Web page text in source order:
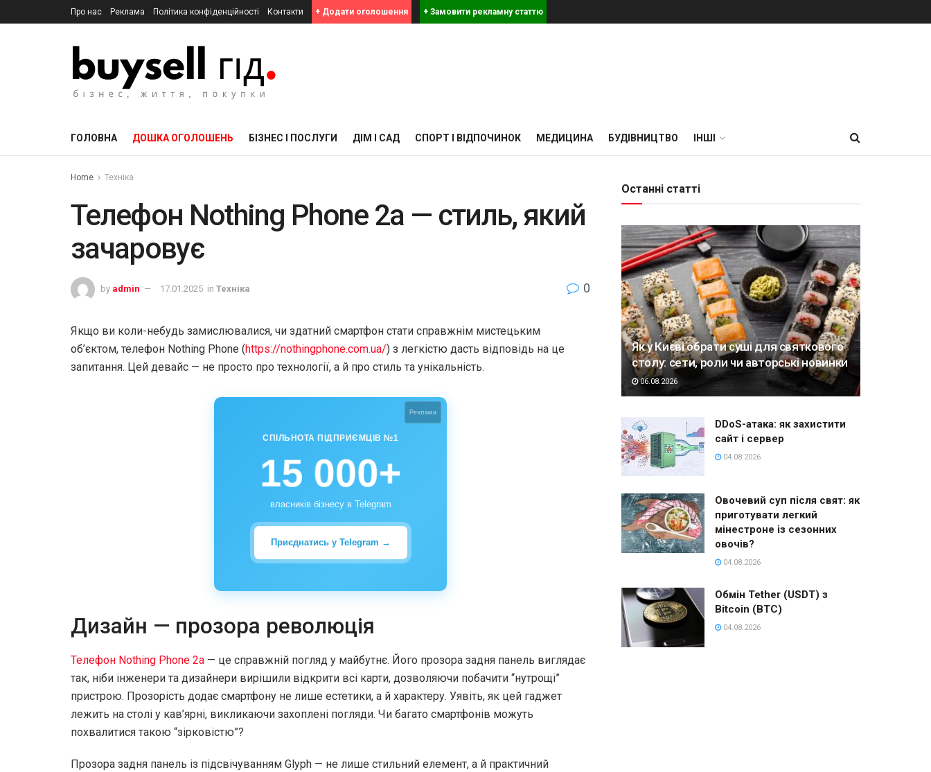
Про нас Реклама Політика конфіденційності Контакти + Додати оголошення + Замовити рекламну статтю
ГОЛОВНА ДОШКА ОГОЛОШЕНЬ БІЗНЕС І ПОСЛУГИ ДІМ І САД СПОРТ І ВІДПОЧИНОК МЕДИЦИНА БУДІВНИЦТВО ІНШІ
Home Техніка
Телефон Nothing Phone 2a — стиль, який
зачаровує
by admin 17.01.2025 in Техніка 0
Якщо ви коли-небудь замислювалися, чи здатний смартфон стати справжнім мистецьким
об’єктом, телефон Nothing Phone (https://nothingphone.com.ua/) з легкістю дасть відповідь на це
запитання. Цей девайс — не просто про технології, а й про стиль та унікальність.
Реклама
СПІЛЬНОТА ПІДПРИЄМЦІВ №1
15 000+
власників бізнесу в Telegram
Приєднатись у Telegram →
Дизайн — прозора революція
Телефон Nothing Phone 2a — це справжній погляд у майбутнє. Його прозора задня панель виглядає
так, ніби інженери та дизайнери вирішили відкрити всі карти, дозволяючи побачити “нутрощі”
пристрою. Прозорість додає смартфону не лише естетики, а й характеру. Уявіть, як цей гаджет
лежить на столі у кав’ярні, викликаючи захоплені погляди. Чи багато смартфонів можуть
похвалитися такою “зірковістю”?
Прозора задня панель із підсвічуванням Glyph — не лише стильний елемент, а й практичний
Останні статті
Як у Києві обрати суші для святкового
столу: сети, роли чи авторські новинки
06.08.2026
DDoS-атака: як захистити
сайт і сервер
04.08.2026
Овочевий суп після свят: як
приготувати легкий
мінестроне із сезонних
овочів?
04.08.2026
Обмін Tether (USDT) з
Bitcoin (BTC)
04.08.2026